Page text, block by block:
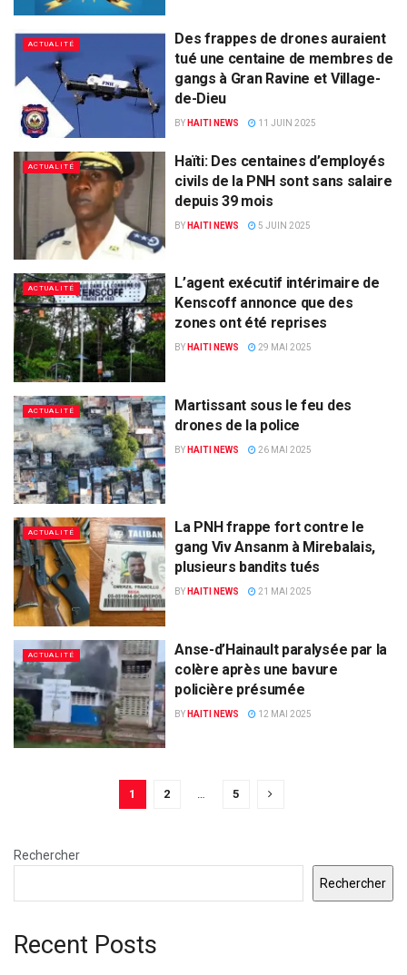
ACTUALITÉ
Des frappes de drones auraient
tué une centaine de membres de
gangs à Gran Ravine et Village-
de-Dieu
BY HAITI NEWS 11 JUIN 2025
ACTUALITÉ
Haïti: Des centaines d’employés
civils de la PNH sont sans salaire
depuis 39 mois
BY HAITI NEWS 5 JUIN 2025
ACTUALITÉ
L’agent exécutif intérimaire de
Kenscoff annonce que des
zones ont été reprises
BY HAITI NEWS 29 MAI 2025
ACTUALITÉ
Martissant sous le feu des
drones de la police
BY HAITI NEWS 26 MAI 2025
ACTUALITÉ
La PNH frappe fort contre le
gang Viv Ansanm à Mirebalais,
plusieurs bandits tués
BY HAITI NEWS 21 MAI 2025
ACTUALITÉ
Anse-d’Hainault paralysée par la
colère après une bavure
policière présumée
BY HAITI NEWS 12 MAI 2025
1 2 … 5
Rechercher
Rechercher
Recent Posts